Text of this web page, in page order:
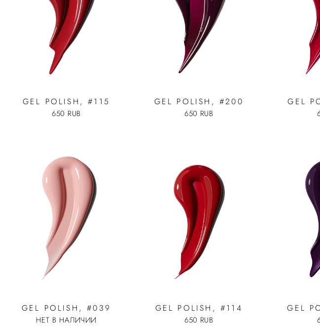
GEL POLISH, #115
650 RUB
GEL POLISH, #200
650 RUB
GEL
GEL POLISH, #039
НЕТ В НАЛИЧИИ
GEL POLISH, #114
650 RUB
GEL